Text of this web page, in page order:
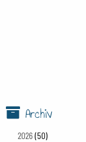
Archiv
2026 (50)